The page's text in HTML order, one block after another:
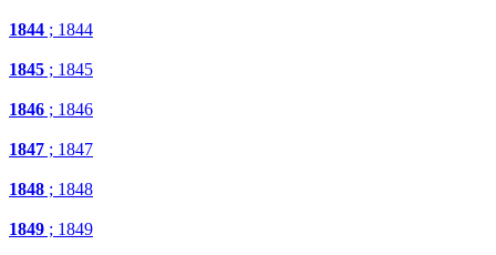
1844 ; 1844
1845 ; 1845
1846 ; 1846
1847 ; 1847
1848 ; 1848
1849 ; 1849